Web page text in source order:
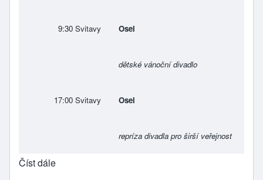
9:30 Svitavy Osel
dětské vánoční divadlo
17:00 Svitavy Osel
repríza divadla pro širší veřejnost
Číst dále